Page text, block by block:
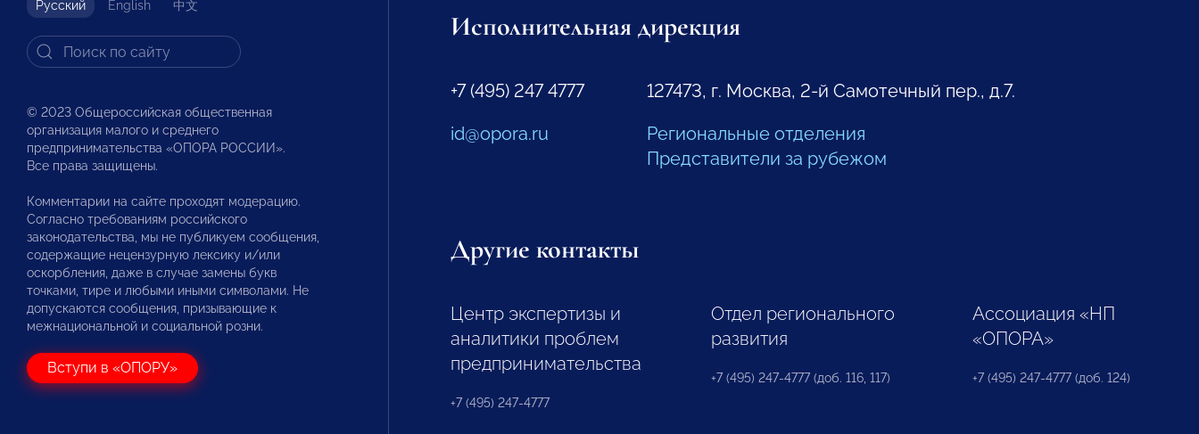
Русский English 中文
© 2023 Общероссийская общественная
организация малого и среднего
предпринимательства «ОПОРА РОССИИ».
Все права защищены.
Комментарии на сайте проходят модерацию.
Согласно требованиям российского
законодательства, мы не публикуем сообщения,
содержащие нецензурную лексику и/или
оскорбления, даже в случае замены букв
точками, тире и любыми иными символами. Не
допускаются сообщения, призывающие к
межнациональной и социальной розни.
Вступи в «ОПОРУ»
Исполнительная дирекция
+7 (495) 247 4777
id@opora.ru
127473, г. Москва, 2-й Самотечный пер., д.7.
Региональные отделения
Представители за рубежом
Другие контакты
Центр экспертизы и
аналитики проблем
предпринимательства
+7 (495) 247-4777
Отдел регионального
развития
+7 (495) 247-4777 (доб. 116, 117)
Ассоциация «НП
«ОПОРА»
+7 (495) 247-4777 (доб. 124)